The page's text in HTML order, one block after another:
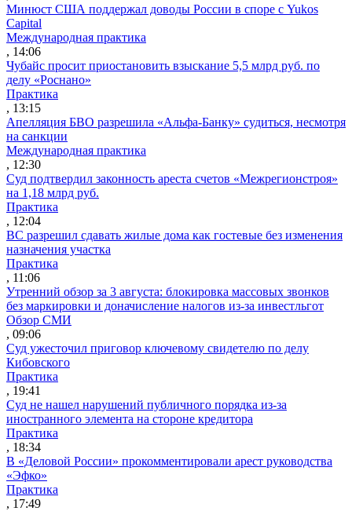
Минюст США поддержал доводы России в споре с Yukos
Capital
Международная практика
, 14:06
Чубайс просит приостановить взыскание 5,5 млрд руб. по
делу «Роснано»
Практика
, 13:15
Апелляция БВО разрешила «Альфа-Банку» судиться, несмотря
на санкции
Международная практика
, 12:30
Суд подтвердил законность ареста счетов «Межрегионстроя»
на 1,18 млрд руб.
Практика
, 12:04
ВС разрешил сдавать жилые дома как гостевые без изменения
назначения участка
Практика
, 11:06
Утренний обзор за 3 августа: блокировка массовых звонков
без маркировки и доначисление налогов из-за инвестльгот
Обзор СМИ
, 09:06
Суд ужесточил приговор ключевому свидетелю по делу
Кибовского
Практика
, 19:41
Суд не нашел нарушений публичного порядка из-за
иностранного элемента на стороне кредитора
Практика
, 18:34
В «Деловой России» прокомментировали арест руководства
«Эфко»
Практика
, 17:49